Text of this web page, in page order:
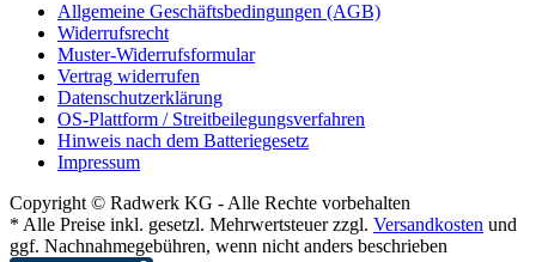
Allgemeine Geschäftsbedingungen (AGB)
Widerrufsrecht
Muster-Widerrufsformular
Vertrag widerrufen
Datenschutzerklärung
OS-Plattform / Streitbeilegungsverfahren
Hinweis nach dem Batteriegesetz
Impressum
Copyright © Radwerk KG - Alle Rechte vorbehalten
* Alle Preise inkl. gesetzl. Mehrwertsteuer zzgl. Versandkosten und
ggf. Nachnahmegebühren, wenn nicht anders beschrieben